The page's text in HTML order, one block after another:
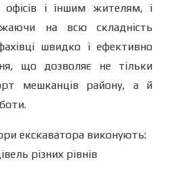
офісів і іншим жителям, і
на всю складність
швидко і ефективно
що дозволяє не тільки
мешканців району, а й
екскаватора виконують:
різних рівнів